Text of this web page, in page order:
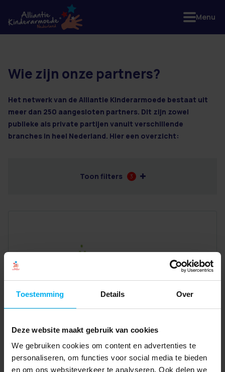
Toestemming Details Over
Deze website maakt gebruik van cookies
We gebruiken cookies om content en advertenties te
personaliseren, om functies voor social media te bieden
en om ons websiteverkeer te analyseren. Ook delen we
2 resultaten
Wie zijn onze partners?
Het netwerk van de Alliantie Kinderarmoede bestaat uit
meer dan 250 aangesloten partners. Dit zijn zowel
publieke als private partijen vanuit verschillende
branches in heel Nederland. Hier een overzicht:
Toon filters 3
Menu